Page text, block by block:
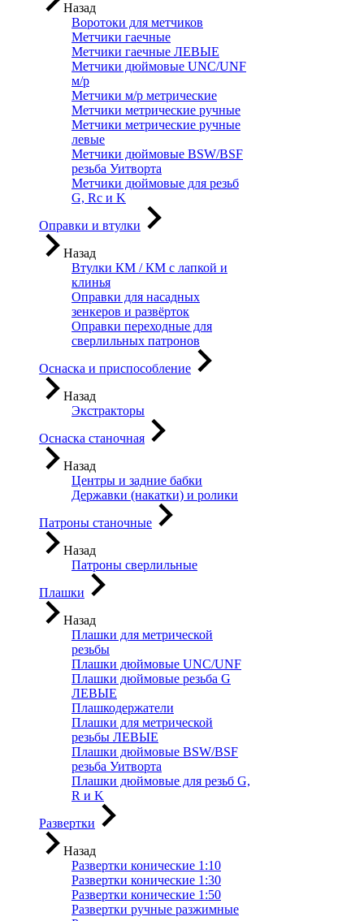
Назад
Воротоки для метчиков
Метчики гаечные
Метчики гаечные ЛЕВЫЕ
Метчики дюймовые UNC/UNF
м/р
Метчики м/р метрические
Метчики метрические ручные
Метчики метрические ручные
левые
Метчики дюймовые BSW/BSF
резьба Уитворта
Метчики дюймовые для резьб
G, Rc и K
Оправки и втулки
Назад
Втулки КМ / КМ с лапкой и
клинья
Оправки для насадных
зенкеров и развёрток
Оправки переходные для
сверлильных патронов
Оснаска и приспособление
Назад
Экстракторы
Оснаска станочная
Назад
Центры и задние бабки
Державки (накатки) и ролики
Патроны станочные
Назад
Патроны сверлильные
Плашки
Назад
Плашки для метрической
резьбы
Плашки дюймовые UNC/UNF
Плашки дюймовые резьба G
ЛЕВЫЕ
Плашкодержатели
Плашки для метрической
резьбы ЛЕВЫЕ
Плашки дюймовые BSW/BSF
резьба Уитворта
Плашки дюймовые для резьб G,
R и K
Развертки
Назад
Развертки конические 1:10
Развертки конические 1:30
Развертки конические 1:50
Развертки ручные разжимные